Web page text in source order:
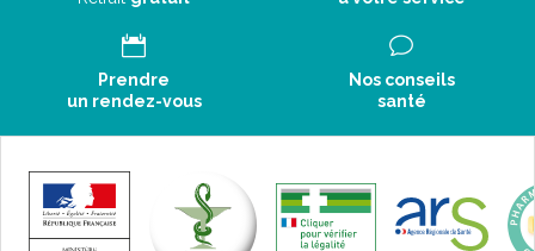
Prendre
un rendez-vous
Nos conseils
santé